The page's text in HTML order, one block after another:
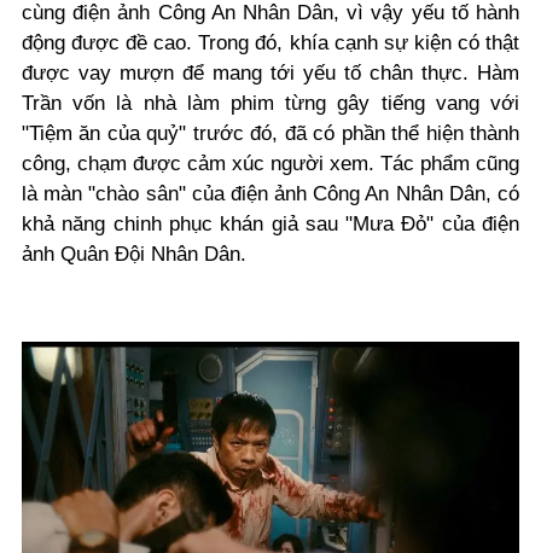
cùng điện ảnh Công An Nhân Dân, vì vậy yếu tố hành
động được đề cao. Trong đó, khía cạnh sự kiện có thật
được vay mượn để mang tới yếu tố chân thực. Hàm
Trần vốn là nhà làm phim từng gây tiếng vang với
"Tiệm ăn của quỷ" trước đó, đã có phần thể hiện thành
công, chạm được cảm xúc người xem. Tác phẩm cũng
là màn "chào sân" của điện ảnh Công An Nhân Dân, có
khả năng chinh phục khán giả sau "Mưa Đỏ" của điện
ảnh Quân Đội Nhân Dân.